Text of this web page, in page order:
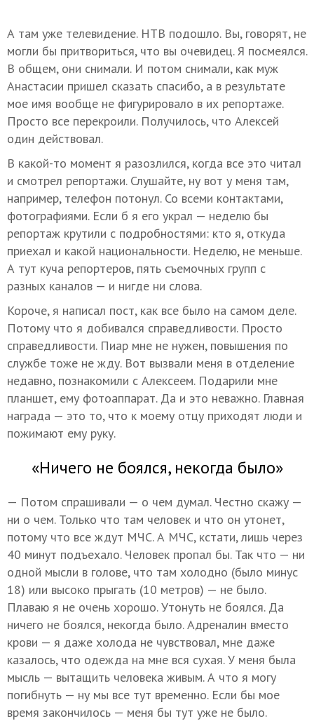
А там уже телевидение. НТВ подошло. Вы, говорят, не
могли бы притвориться, что вы очевидец. Я посмеялся.
В общем, они снимали. И потом снимали, как муж
Анастасии пришел сказать спасибо, а в результате
мое имя вообще не фигурировало в их репортаже.
Просто все перекроили. Получилось, что Алексей
один действовал.
В какой-то момент я разозлился, когда все это читал
и смотрел репортажи. Слушайте, ну вот у меня там,
например, телефон потонул. Со всеми контактами,
фотографиями. Если б я его украл — неделю бы
репортаж крутили с подробностями: кто я, откуда
приехал и какой национальности. Неделю, не меньше.
А тут куча репортеров, пять съемочных групп с
разных каналов — и нигде ни слова.
Короче, я написал пост, как все было на самом деле.
Потому что я добивался справедливости. Просто
справедливости. Пиар мне не нужен, повышения по
службе тоже не жду. Вот вызвали меня в отделение
недавно, познакомили с Алексеем. Подарили мне
планшет, ему фотоаппарат. Да и это неважно. Главная
награда — это то, что к моему отцу приходят люди и
пожимают ему руку.
«Ничего не боялся, некогда было»
— Потом спрашивали — о чем думал. Честно скажу —
ни о чем. Только что там человек и что он утонет,
потому что все ждут МЧС. А МЧС, кстати, лишь через
40 минут подъехало. Человек пропал бы. Так что — ни
одной мысли в голове, что там холодно (было минус
18) или высоко прыгать (10 метров) — не было.
Плаваю я не очень хорошо. Утонуть не боялся. Да
ничего не боялся, некогда было. Адреналин вместо
крови — я даже холода не чувствовал, мне даже
казалось, что одежда на мне вся сухая. У меня была
мысль — вытащить человека живым. А что я могу
погибнуть — ну мы все тут временно. Если бы мое
время закончилось — меня бы тут уже не было.